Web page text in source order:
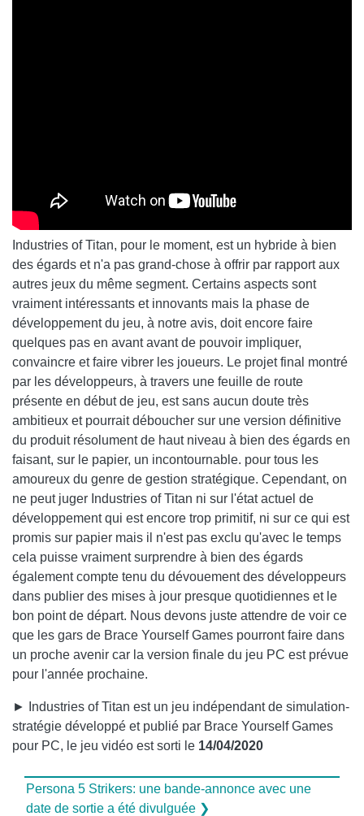
Industries of Titan, pour le moment, est un hybride à bien
des égards et n'a pas grand-chose à offrir par rapport aux
autres jeux du même segment. Certains aspects sont
vraiment intéressants et innovants mais la phase de
développement du jeu, à notre avis, doit encore faire
quelques pas en avant avant de pouvoir impliquer,
convaincre et faire vibrer les joueurs. Le projet final montré
par les développeurs, à travers une feuille de route
présente en début de jeu, est sans aucun doute très
ambitieux et pourrait déboucher sur une version définitive
du produit résolument de haut niveau à bien des égards en
faisant, sur le papier, un incontournable. pour tous les
amoureux du genre de gestion stratégique. Cependant, on
ne peut juger Industries of Titan ni sur l'état actuel de
développement qui est encore trop primitif, ni sur ce qui est
promis sur papier mais il n'est pas exclu qu'avec le temps
cela puisse vraiment surprendre à bien des égards
également compte tenu du dévouement des développeurs
dans publier des mises à jour presque quotidiennes et le
bon point de départ. Nous devons juste attendre de voir ce
que les gars de Brace Yourself Games pourront faire dans
un proche avenir car la version finale du jeu PC est prévue
pour l'année prochaine.
► Industries of Titan est un jeu indépendant de simulation-
stratégie développé et publié par Brace Yourself Games
pour PC, le jeu vidéo est sorti le 14/04/2020
Persona 5 Strikers: une bande-annonce avec une
date de sortie a été divulguée ❯